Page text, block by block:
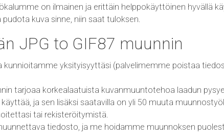
on ilmainen ja erittäin helppokäyttöinen hyvällä
kuva sinne, niin saat tuloksen.
JPG to GIF87 muunnin
kunnioitamme yksityisyyttäsi (palvelimemme poistaa
tarjoaa korkealaatuista kuvanmuuntotehoa laadun
ja sen lisäksi saatavilla on yli 50 muuta
tai rekisteröitymistä.
tiedosto, ja me hoidamme muunnoksen